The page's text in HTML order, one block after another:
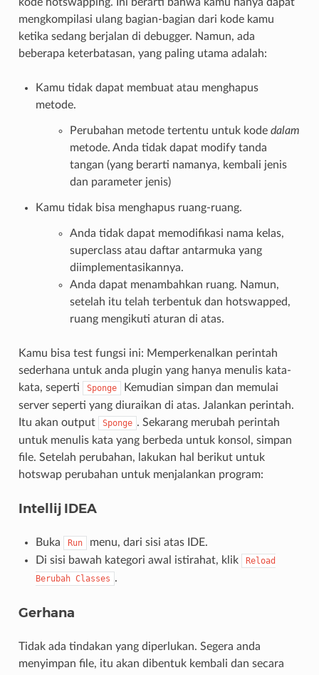
kode hotswapping. Ini berarti bahwa kamu hanya dapat
mengkompilasi ulang bagian-bagian dari kode kamu
ketika sedang berjalan di debugger. Namun, ada
beberapa keterbatasan, yang paling utama adalah:
Kamu tidak dapat membuat atau menghapus
metode.
Perubahan metode tertentu untuk kode dalam
metode. Anda tidak dapat modify tanda
tangan (yang berarti namanya, kembali jenis
dan parameter jenis)
Kamu tidak bisa menghapus ruang-ruang.
Anda tidak dapat memodifikasi nama kelas,
superclass atau daftar antarmuka yang
diimplementasikannya.
Anda dapat menambahkan ruang. Namun,
setelah itu telah terbentuk dan hotswapped,
ruang mengikuti aturan di atas.
Kamu bisa test fungsi ini: Memperkenalkan perintah
sederhana untuk anda plugin yang hanya menulis kata-
kata, seperti
Sponge
Kemudian simpan dan memulai
server seperti yang diuraikan di atas. Jalankan perintah.
Itu akan output
Sponge . Sekarang merubah perintah
untuk menulis kata yang berbeda untuk konsol, simpan
file. Setelah perubahan, lakukan hal berikut untuk
hotswap perubahan untuk menjalankan program:
Intellij IDEA
Buka Run
menu, dari sisi atas IDE.
Di sisi bawah kategori awal istirahat, klik
Reload
Berubah Classes .
Gerhana
Tidak ada tindakan yang diperlukan. Segera anda
menyimpan file, itu akan dibentuk kembali dan secara